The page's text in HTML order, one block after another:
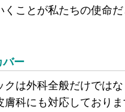
くことが私たちの使命
バー
クは外科全般だけでは
科にも対応しておりま